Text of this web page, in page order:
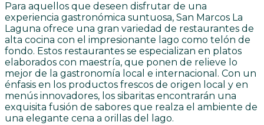
Para aquellos que deseen disfrutar de una
experiencia gastronómica suntuosa, San Marcos La
Laguna ofrece una gran variedad de restaurantes de
alta cocina con el impresionante lago como telón de
fondo. Estos restaurantes se especializan en platos
elaborados con maestría, que ponen de relieve lo
mejor de la gastronomía local e internacional. Con un
énfasis en los productos frescos de origen local y en
menús innovadores, los sibaritas encontrarán una
exquisita fusión de sabores que realza el ambiente de
una elegante cena a orillas del lago.